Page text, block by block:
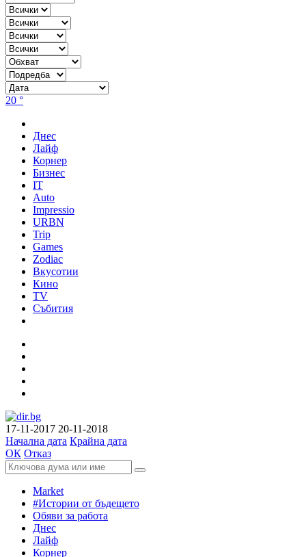
20 °
Днес
Лайф
Корнер
Бизнес
IT
Auto
Impressio
URBN
Trip
Games
Zodiac
Вкусотии
Кино
TV
Събития
17-11-2017 20-11-2018
Начална дата Крайна дата
ОК Отказ
Market
#Истории от бъдещето
Обяви за работа
Днес
Лайф
Корнер